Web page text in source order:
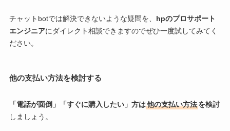
チャットbotでは解決できないような疑問を、
hpのプロサポート
エンジニアにダイレクト相談できますのでぜひ一度試してみてく
ださい。
他の支払い方法を検討する
「電話が面倒」「すぐに購入したい」方は他の支払い方法 を検討
しましょう。